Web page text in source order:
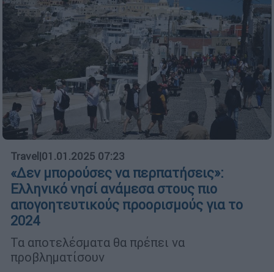
Travel |01.01.2025 07:23
«Δεν μπορούσες να περπατήσεις»:
Ελληνικό νησί ανάμεσα στους πιο
απογοητευτικούς προορισμούς για το
2024
Τα αποτελέσματα θα πρέπει να
προβληματίσουν